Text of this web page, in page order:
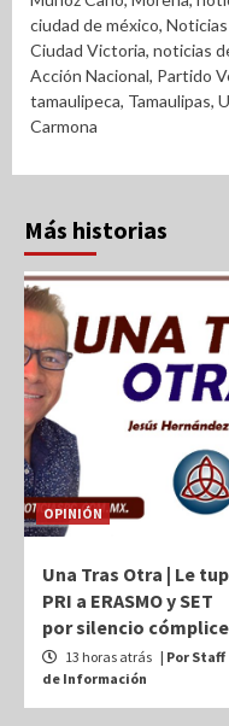
ciudad de méxico,
Ciudad Victoria, noticias
Acción Nacional, Partido
tamaulipeca, Tamaulipas,
Carmona
Más historias
OPINIÓN
Una Tras Otra | Le
PRI a ERASMO y SET
por silencio cómplice
13 horas atrás | Por Staff
de Información